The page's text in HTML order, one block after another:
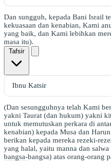
Dan sungguh, kepada Bani Israil
kekuasaan dan kenabian, Kami
yang baik, dan Kami lebihkan
masa itu).
Tafsir
(Dan sesungguhnya telah Kami
yakni Taurat (dan hukum) yakni
untuk memutuskan perkara di
kenabian) kepada Musa dan
berikan kepada mereka rezeki-
yang halal, yaitu manna dan
bangsa-bangsa) atas orang-orang